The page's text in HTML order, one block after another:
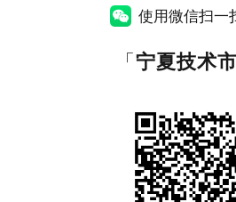
使用微信扫一
「宁夏技术